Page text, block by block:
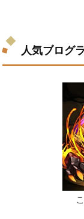
人気ブログ